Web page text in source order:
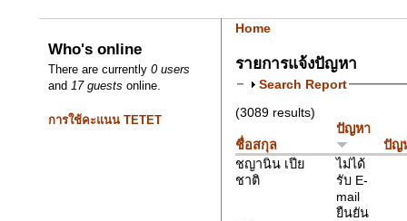
Who's online
There are currently0 users
and 17 guests online.
การใช้คะแนน TETET
Home
รายการแจ้งปัญหา
Search Report
(3089 results)
ชื่อสกุล
ปัญหา
ปัญ
ชญานิน เปีย
ชาติ
ไม่ได้
รับ E-
mail
ยืนยัน